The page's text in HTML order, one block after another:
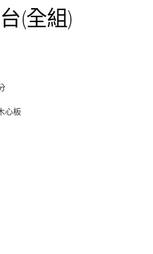
(全組)
心板